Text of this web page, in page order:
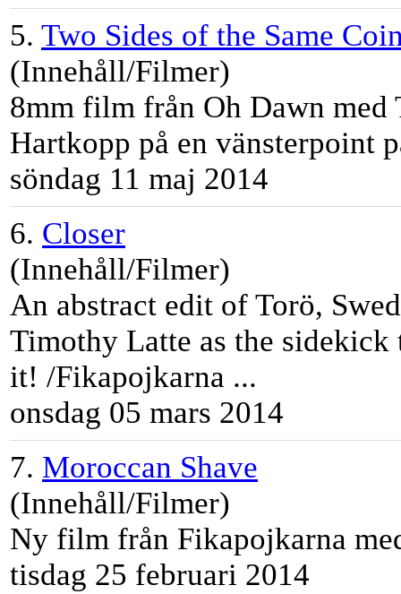
5. Two Sides of the Same
(Innehåll/Filmer)
8mm film från Oh Dawn med
Hartkopp på en vänsterpoint
söndag 11 maj 2014
6. Closer
(Innehåll/Filmer)
An abstract edit of Torö,
Timothy Latte as the
it! /Fikapojkarna ...
onsdag 05 mars 2014
7. Moroccan Shave
(Innehåll/Filmer)
Ny film från Fikapojkarna
tisdag 25 februari 2014